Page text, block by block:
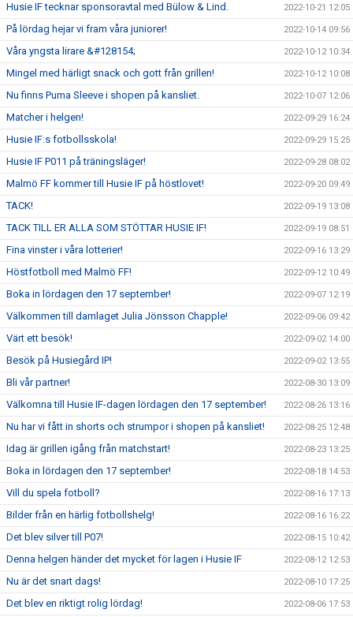
Husie IF tecknar sponsoravtal med Bülow & Lind. 2022-10-21 12:05
På lördag hejar vi fram våra juniorer! 2022-10-14 09:56
Våra yngsta lirare &#128154; 2022-10-12 10:34
Mingel med härligt snack och gott från grillen! 2022-10-12 10:08
Nu finns Puma Sleeve i shopen på kansliet. 2022-10-07 12:06
Matcher i helgen! 2022-09-29 16:24
Husie IF:s fotbollsskola! 2022-09-29 15:25
Husie IF P011 på träningsläger! 2022-09-28 08:02
Malmö FF kommer till Husie IF på höstlovet! 2022-09-20 09:49
TACK! 2022-09-19 13:08
TACK TILL ER ALLA SOM STÖTTAR HUSIE IF! 2022-09-19 08:51
Fina vinster i våra lotterier! 2022-09-16 13:29
Höstfotboll med Malmö FF! 2022-09-12 10:49
Boka in lördagen den 17 september! 2022-09-07 12:19
Välkommen till damlaget Julia Jönsson Chapple! 2022-09-06 09:42
Värt ett besök! 2022-09-02 14:00
Besök på Husiegård IP! 2022-09-02 13:55
Bli vår partner! 2022-08-30 13:09
Välkomna till Husie IF-dagen lördagen den 17 september! 2022-08-26 13:16
Nu har vi fått in shorts och strumpor i shopen på kansliet! 2022-08-25 12:48
Idag är grillen igång från matchstart! 2022-08-23 13:25
Boka in lördagen den 17 september! 2022-08-18 14:53
Vill du spela fotboll? 2022-08-16 17:13
Bilder från en härlig fotbollshelg! 2022-08-16 16:22
Det blev silver till P07! 2022-08-15 10:42
Denna helgen händer det mycket för lagen i Husie IF 2022-08-12 12:53
Nu är det snart dags! 2022-08-10 17:25
Det blev en riktigt rolig lördag! 2022-08-06 17:53